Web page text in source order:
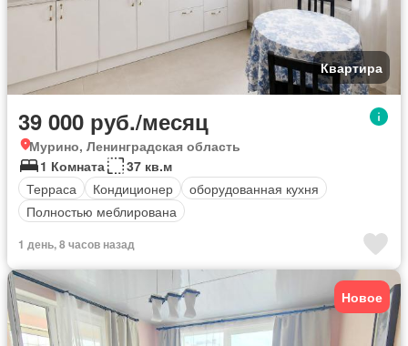
Квартира
39 000 руб./месяц
Мурино, Ленинградская область
1 Комната
37 кв.м
Терраса
Кондиционер
оборудованная кухня
Полностью меблирована
1 день, 8 часов назад
Новое